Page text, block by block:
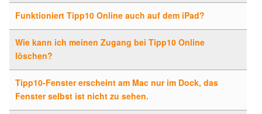
Funktioniert Tipp10 Online auch auf dem iPad?
Wie kann ich meinen Zugang bei Tipp10 Online
löschen?
Tipp10-Fenster erscheint am Mac nur im Dock, das
Fenster selbst ist nicht zu sehen.